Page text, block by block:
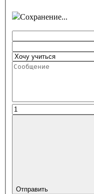
Сохранение...
Отправить